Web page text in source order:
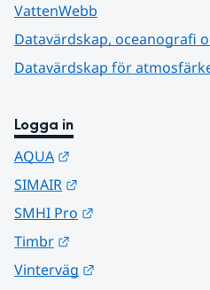
VattenWebb
Datavärdskap, oceanografi
Datavärdskap för
Logga in
AQUA
SIMAIR
SMHI Pro
Timbr
Vinterväg